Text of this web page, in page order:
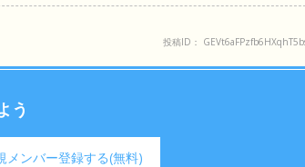
投稿ID：
う
メンバー登録する(無料)